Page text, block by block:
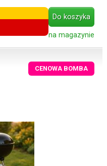
Do koszyka
na magazynie
CENOWA BOMBA